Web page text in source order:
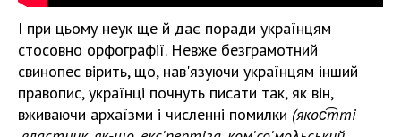
І при цьому неук ще й дає поради українцям
стосовно орфографії. Невже безграмотний
свинопес вірить, що, нав'язуючи українцям інший
правопис, українці почнуть писати так, як він,
вживаючи архаїзми і численні помилки (якос͡тті